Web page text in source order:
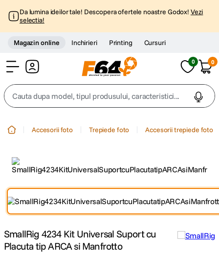
Da lumina ideilor tale! Descopera ofertele noastre Godox! Vezi
selectia!
Magazin online Inchirieri Printing Cursuri
0 0
Cauta dupa model, tipul produsului, caracteristici...
2. trepied
4. peak design
canon sx740 hs
Accesorii foto Trepiede foto Accesorii trepiede foto
SmallRig 4234 Kit Universal Suport cu
Placuta tip ARCA si Manfrotto